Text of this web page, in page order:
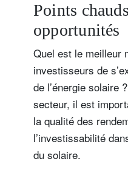
Points
opportunités
Quel est le meilleur
investisseurs de
de l’énergie solaire
secteur, il est
la qualité des
l’investissabilité
du solaire.